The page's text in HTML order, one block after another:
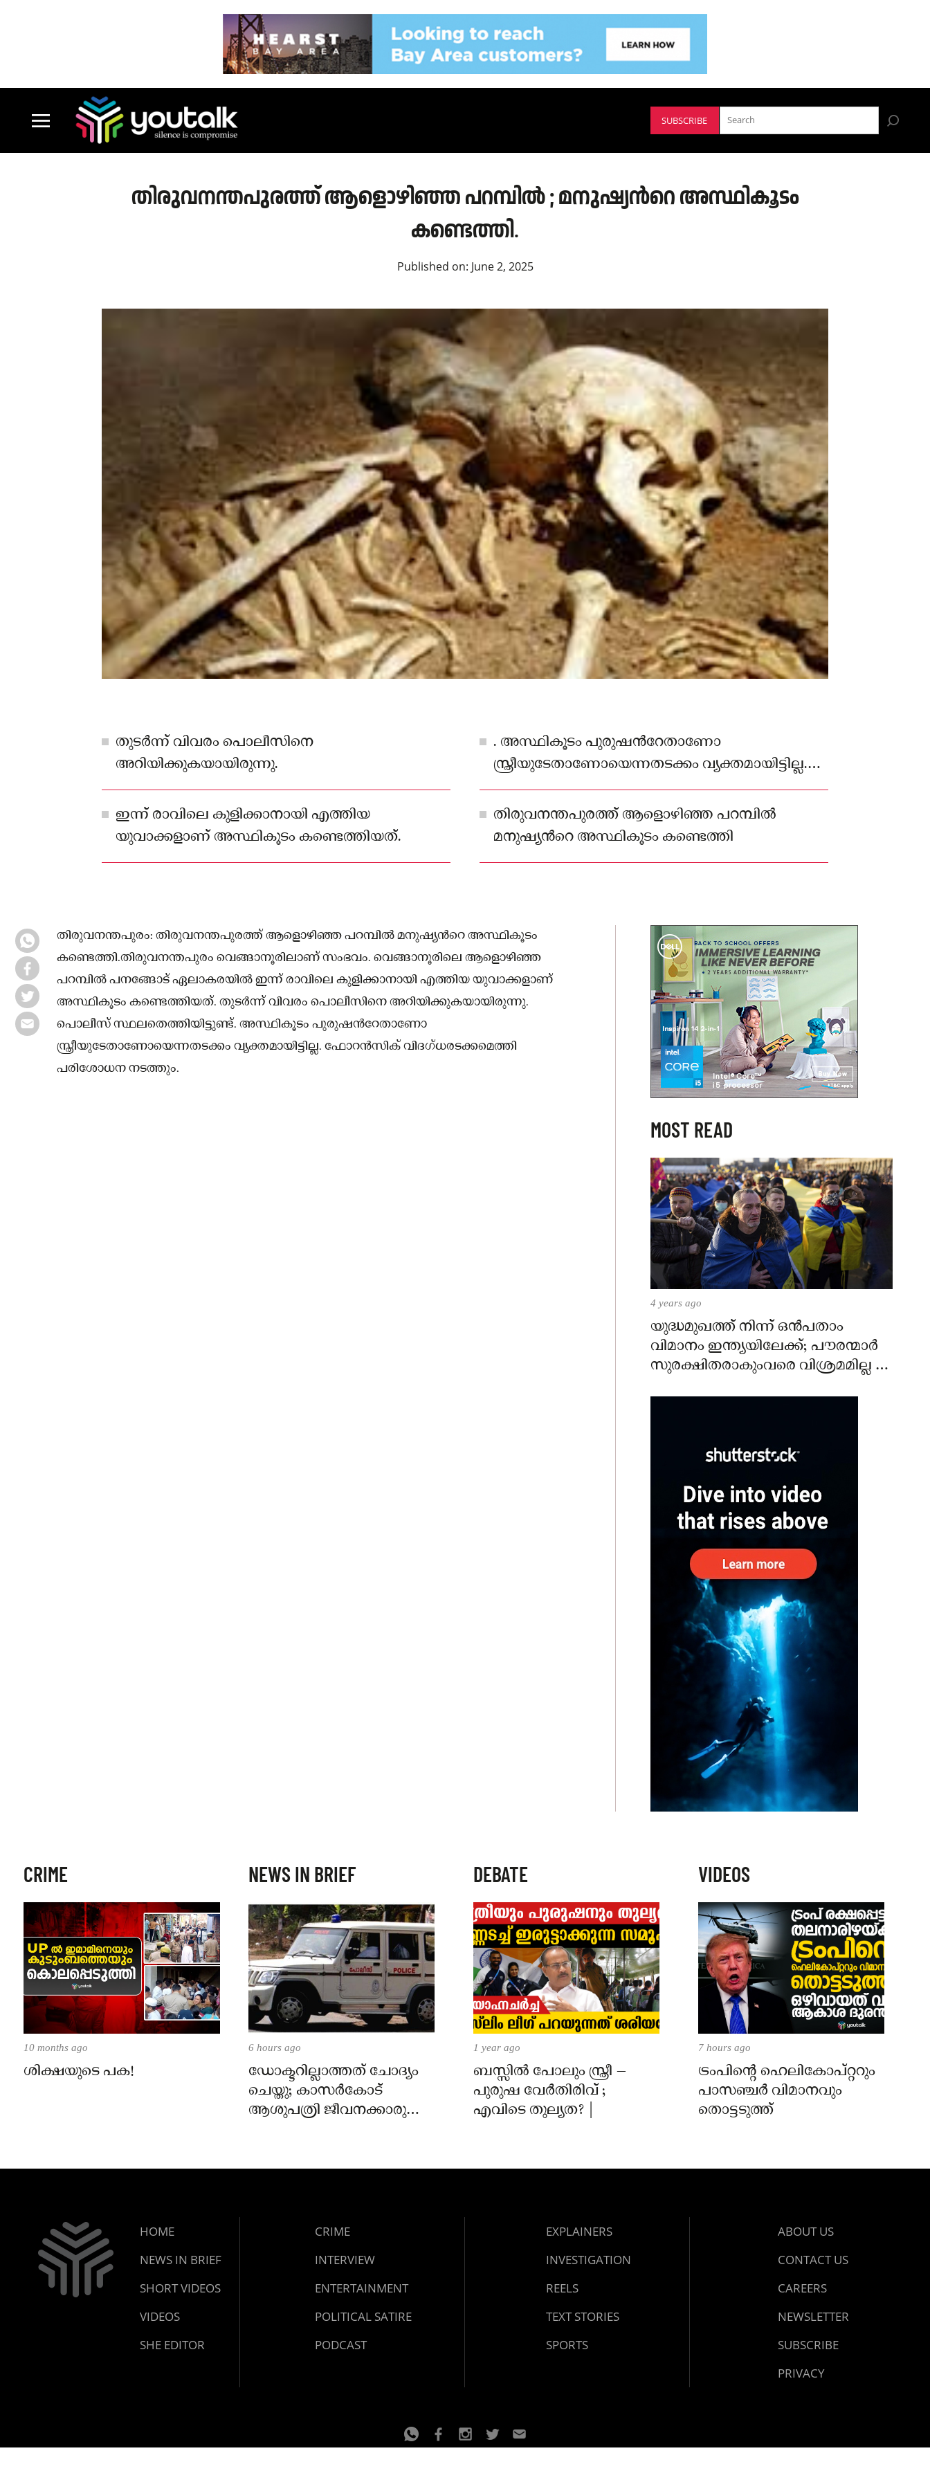
SUBSCRIBE
തിരുവനന്തപുരത്ത് ആളൊഴിഞ്ഞ പറമ്പിൽ ; മനുഷ്യന്‍റെ അസ്ഥികൂടം
കണ്ടെത്തി.
Published on: June 2, 2025
തുടര്‍ന്ന് വിവരം പൊലീസിനെ
അറിയിക്കുകയായിരുന്നു.
. അസ്ഥികൂടം പുരുഷന്‍റേതാണോ
സ്ത്രീയുടേതാണോയെന്നതടക്കം വ്യക്തമായിട്ടില്ല.
ഫോറന്‍സിക് വിദഗ്ധരടക്കമെത്തി പരിശോധന
നടത്തും.
ഇന്ന് രാവിലെ കുളിക്കാനായി എത്തിയ
യുവാക്കളാണ് അസ്ഥികൂടം കണ്ടെത്തിയത്.
തിരുവനന്തപുരത്ത് ആളൊഴിഞ്ഞ പറമ്പിൽ
മനുഷ്യന്‍റെ അസ്ഥികൂടം കണ്ടെത്തി
തിരുവനന്തപുരം: തിരുവനന്തപുരത്ത് ആളൊഴിഞ്ഞ പറമ്പിൽ മനുഷ്യന്‍റെ അസ്ഥികൂടം
കണ്ടെത്തി.തിരുവനന്തപുരം വെങ്ങാനൂരിലാണ് സംഭവം. വെങ്ങാനൂരിലെ ആളൊഴിഞ്ഞ
പറമ്പിൽ പനങ്ങോട് ഏലാകരയിൽ ഇന്ന് രാവിലെ കുളിക്കാനായി എത്തിയ യുവാക്കളാണ്
അസ്ഥികൂടം കണ്ടെത്തിയത്. തുടര്‍ന്ന് വിവരം പൊലീസിനെ അറിയിക്കുകയായിരുന്നു.
പൊലീസ് സ്ഥലതെത്തിയിട്ടുണ്ട്. അസ്ഥികൂടം പുരുഷന്‍റേതാണോ
സ്ത്രീയുടേതാണോയെന്നതടക്കം വ്യക്തമായിട്ടില്ല. ഫോറന്‍സിക് വിദഗ്ധരടക്കമെത്തി
പരിശോധന നടത്തും.
MOST READ
4 years ago
യുദ്ധമുഖത്ത് നിന്ന് ഒൻപതാം
വിമാനം ഇന്ത്യയിലേക്ക്; പൗരന്മാർ
സുരക്ഷിതരാകുംവരെ വിശ്രമമില്ല –
CRIME
10 months ago
ശിക്ഷയുടെ പക!
NEWS IN BRIEF
6 hours ago
ഡോക്ടറില്ലാത്തത് ചോദ്യം
ചെയ്തു; കാസർകോട്
ആശുപത്രി ജീവനക്കാരുടെ
DEBATE
1 year ago
ബസ്സിൽ പോലും സ്ത്രീ –
പുരുഷ വേർതിരിവ് ;
എവിടെ തുല്യത? |
VIDEOS
7 hours ago
ട്രംപിന്റെ ഹെലികോപ്റ്ററും
പാസഞ്ചര്‍ വിമാനവും
തൊട്ടടുത്ത്
HOME
NEWS IN BRIEF
SHORT VIDEOS
VIDEOS
SHE EDITOR
CRIME
INTERVIEW
ENTERTAINMENT
POLITICAL SATIRE
PODCAST
EXPLAINERS
INVESTIGATION
REELS
TEXT STORIES
SPORTS
ABOUT US
CONTACT US
CAREERS
NEWSLETTER
SUBSCRIBE
PRIVACY